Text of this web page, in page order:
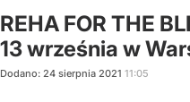
REHA FOR THE
13 września w
Dodano: 24 sierpnia 2021 11:05